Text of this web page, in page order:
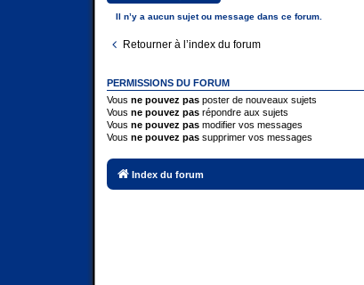
Il n’y a aucun sujet ou message dans ce forum.
Retourner à l’index du forum
PERMISSIONS DU FORUM
Vous ne pouvez pas poster de nouveaux sujets
Vous ne pouvez pas répondre aux sujets
Vous ne pouvez pas modifier vos messages
Vous ne pouvez pas supprimer vos messages
Index du forum